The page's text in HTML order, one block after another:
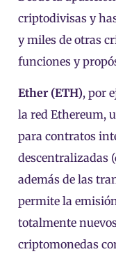
criptodivisas y
y miles de otras
funciones y
Ether (ETH), por
la red Ethereum,
para contratos
descentralizadas
además de las
permite la
totalmente
criptomonedas